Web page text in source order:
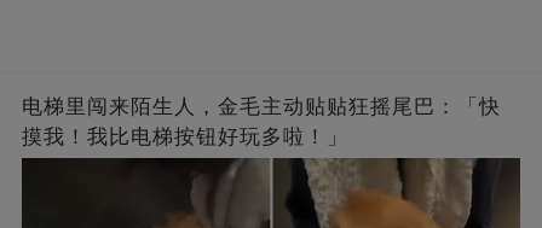
电梯里闯来陌生人，金毛主动贴贴狂摇尾巴：「快
摸我！我比电梯按钮好玩多啦！」